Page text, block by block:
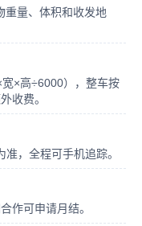
重量、体积和收发地
×高÷6000），整车按
收费。
，全程可手机追踪。
作可申请月结。